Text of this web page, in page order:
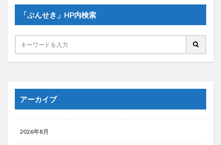
「ぶんせき」HP内検索
アーカイブ
2026年8月